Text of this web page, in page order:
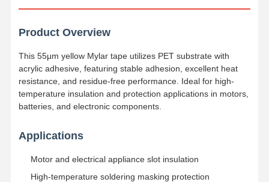
Product Overview
This 55μm yellow Mylar tape utilizes PET substrate with
acrylic adhesive, featuring stable adhesion, excellent heat
resistance, and residue-free performance. Ideal for high-
temperature insulation and protection applications in motors,
batteries, and electronic components.
Applications
Motor and electrical appliance slot insulation
High-temperature soldering masking protection